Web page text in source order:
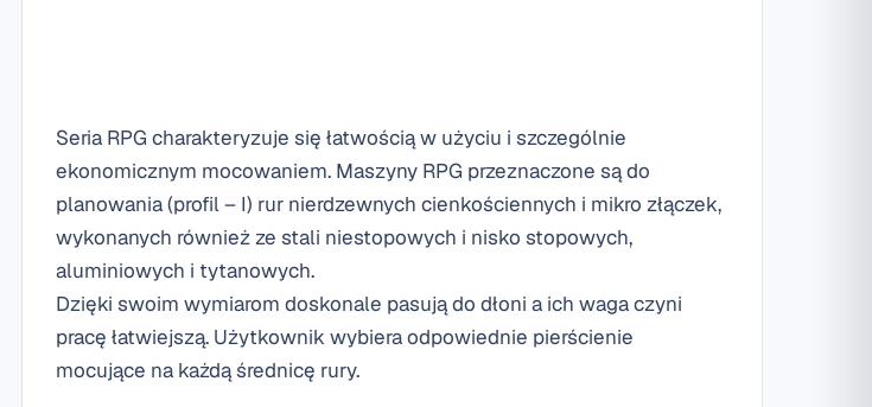
Seria RPG charakteryzuje się łatwością w użyciu i szczególnie
ekonomicznym mocowaniem. Maszyny RPG przeznaczone są do
planowania (profil – I) rur nierdzewnych cienkościennych i mikro złączek,
wykonanych również ze stali niestopowych i nisko stopowych,
aluminiowych i tytanowych.
Dzięki swoim wymiarom doskonale pasują do dłoni a ich waga czyni
pracę łatwiejszą. Użytkownik wybiera odpowiednie pierścienie
mocujące na każdą średnicę rury.